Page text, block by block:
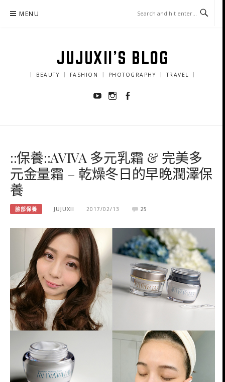
MENU
JUJUXII'S BLOG
｜ BEAUTY ｜ FASHION ｜ PHOTOGRAPHY ｜ TRAVEL ｜
YoutubeInstagram
::保養::AVIVA 多元乳霜 & 完美多
元金量霜 – 乾燥冬日的早晚潤澤保
養
臉部保養 JUJUXII 2017/02/13 25